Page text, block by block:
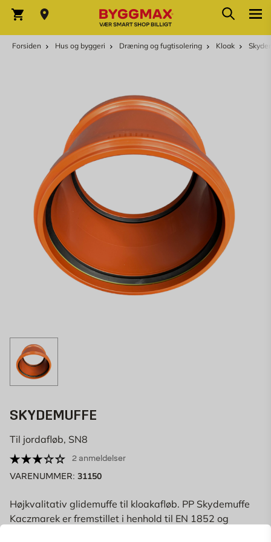
Indkøbskurv Søg
Forsiden Hus og byggeri Dræning og fugtisolering Kloak
SKYDEMUFFE
Til jordafløb, SN8
2 anmeldelser
VARENUMMER: 31150
Højkvalitativ glidemuffe til kloakafløb. PP Skydemuffe
Kaczmarek er fremstillet i henhold til EN 1852 og